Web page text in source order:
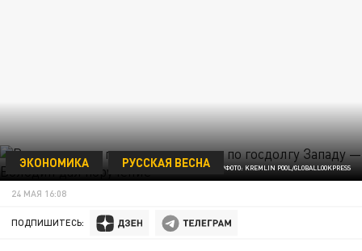
/ФОТО: KREMLIN POOL/GLOBALLOOKPRESS
ЭКОНОМИКА РУССКАЯ ВЕСНА
24 МАЯ 16:08
ПОДПИШИТЕСЬ: